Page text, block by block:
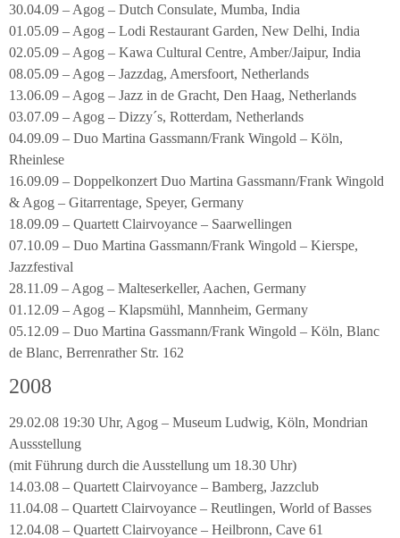
30.04.09 – Agog – Dutch Consulate, Mumba, India
01.05.09 – Agog – Lodi Restaurant Garden, New Delhi, India
02.05.09 – Agog – Kawa Cultural Centre, Amber/Jaipur, India
08.05.09 – Agog – Jazzdag, Amersfoort, Netherlands
13.06.09 – Agog – Jazz in de Gracht, Den Haag, Netherlands
03.07.09 – Agog – Dizzy´s, Rotterdam, Netherlands
04.09.09 – Duo Martina Gassmann/Frank Wingold – Köln,
Rheinlese
16.09.09 – Doppelkonzert Duo Martina Gassmann/Frank Wingold
& Agog – Gitarrentage, Speyer, Germany
18.09.09 – Quartett Clairvoyance – Saarwellingen
07.10.09 – Duo Martina Gassmann/Frank Wingold – Kierspe,
Jazzfestival
28.11.09 – Agog – Malteserkeller, Aachen, Germany
01.12.09 – Agog – Klapsmühl, Mannheim, Germany
05.12.09 – Duo Martina Gassmann/Frank Wingold – Köln, Blanc
de Blanc, Berrenrather Str. 162
2008
29.02.08 19:30 Uhr, Agog – Museum Ludwig, Köln, Mondrian
Aussstellung
(mit Führung durch die Ausstellung um 18.30 Uhr)
14.03.08 – Quartett Clairvoyance – Bamberg, Jazzclub
11.04.08 – Quartett Clairvoyance – Reutlingen, World of Basses
12.04.08 – Quartett Clairvoyance – Heilbronn, Cave 61